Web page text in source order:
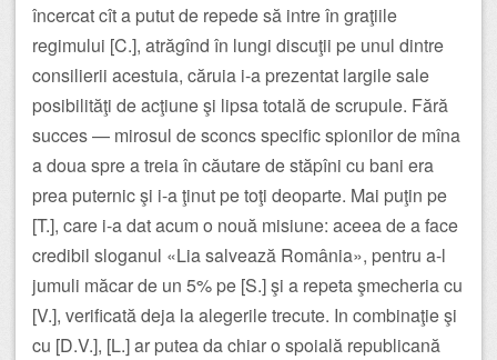
încercat cît a putut de repede să intre în graţiile
regimului [C.], atrăgînd în lungi discuţii pe unul dintre
consilierii acestuia, căruia i-a prezentat largile sale
posibilităţi de acţiune şi lipsa totală de scrupule. Fără
succes — mirosul de sconcs specific spionilor de mîna
a doua spre a treia în căutare de stăpîni cu bani era
prea puternic şi i-a ţinut pe toţi deoparte. Mai puţin pe
[T.], care i-a dat acum o nouă misiune: aceea de a face
credibil sloganul «Lia salvează România», pentru a-l
jumuli măcar de un 5% pe [S.] şi a repeta şmecheria cu
[V.], verificată deja la alegerile trecute. In combinaţie şi
cu [D.V.], [L.] ar putea da chiar o spoială republicană